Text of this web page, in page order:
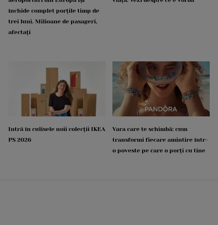
închide complet porțile timp de
trei luni. Milioane de pasageri,
afectați
Intră în culisele noii colecții IKEA
PS 2026
Vara care te schimbă: cum
transformi fiecare amintire într-
o poveste pe care o porți cu tine